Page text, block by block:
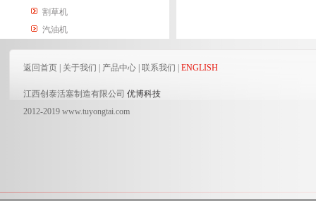
割草机
汽油机
返回首页 关于我们 产品中心 联系我们 ENGLISH
江西创泰活塞制造有限公司 优博科技
2012-2019 www.tuyongtai.com